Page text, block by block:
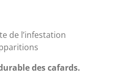
de l’infestation
des cafards.